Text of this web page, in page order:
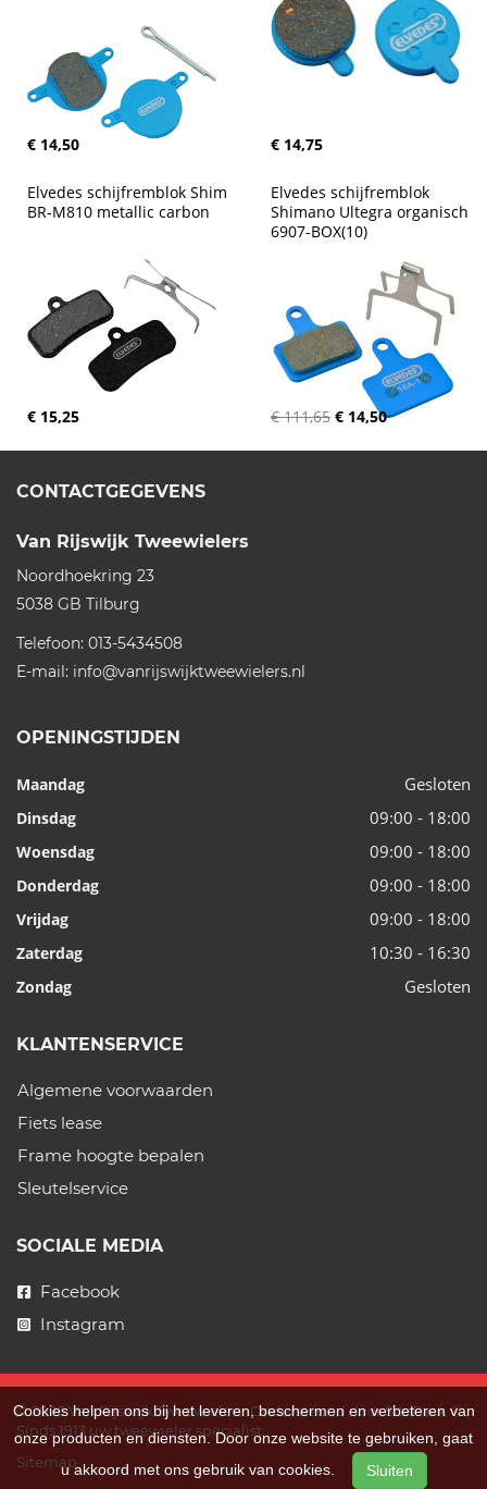
€ 14,50 € 14,75
Elvedes schijfremblok Shim
BR-M810 metallic carbon
€ 15,25
Elvedes schijfremblok
Shimano Ultegra organisch
6907-BOX(10)
€ 111,65 € 14,50
CONTACTGEGEVENS
Van Rijswijk Tweewielers
Noordhoekring 23
5038 GB Tilburg
Telefoon: 013-5434508
E-mail: info@vanrijswijktweewielers.nl
OPENINGSTIJDEN
Maandag Gesloten
Dinsdag 09:00 - 18:00
Woensdag 09:00 - 18:00
Donderdag 09:00 - 18:00
Vrijdag 09:00 - 18:00
Zaterdag 10:30 - 16:30
Zondag Gesloten
KLANTENSERVICE
Algemene voorwaarden
Fiets lease
Frame hoogte bepalen
Sleutelservice
SOCIALE MEDIA
Facebook
Instagram
© 2026 Van Rijswijk Tweewielers. Ondersteund doorSitePack ®
Sinds 1913 uw tweewieler specialist.
Sitemap
Cookies helpen ons bij het leveren, beschermen en verbeteren van
onze producten en diensten. Door onze website te gebruiken, gaat
u akkoord met ons gebruik van cookies.
Sluiten